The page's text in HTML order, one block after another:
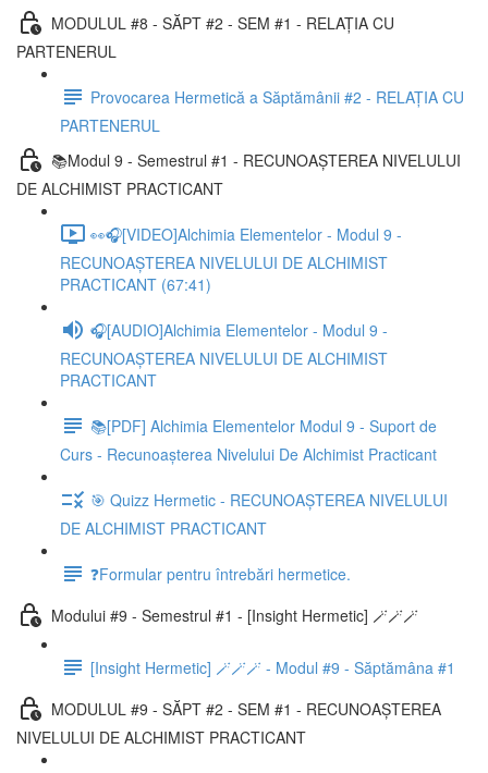
MODULUL #8 - SĂPT #2 - SEM #1 - RELAȚIA CU
PARTENERUL
Provocarea Hermetică a Săptămânii #2 - RELAȚIA CU
PARTENERUL
📚Modul 9 - Semestrul #1 - RECUNOAȘTEREA NIVELULUI
DE ALCHIMIST PRACTICANT
👀🎧[VIDEO]Alchimia Elementelor - Modul 9 -
RECUNOAȘTEREA NIVELULUI DE ALCHIMIST
PRACTICANT (67:41)
🎧[AUDIO]Alchimia Elementelor - Modul 9 -
RECUNOAȘTEREA NIVELULUI DE ALCHIMIST
PRACTICANT
📚[PDF] Alchimia Elementelor Modul 9 - Suport de
Curs - Recunoașterea Nivelului De Alchimist Practicant
🎯 Quizz Hermetic - RECUNOAȘTEREA NIVELULUI
DE ALCHIMIST PRACTICANT
❓Formular pentru întrebări hermetice.
Modului #9 - Semestrul #1 - [Insight Hermetic] 🪄🪄🪄
[Insight Hermetic] 🪄🪄🪄 - Modul #9 - Săptămâna #1
MODULUL #9 - SĂPT #2 - SEM #1 - RECUNOAȘTEREA
NIVELULUI DE ALCHIMIST PRACTICANT